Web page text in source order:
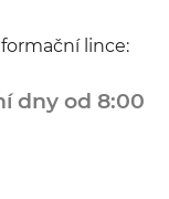
lince:
dny od 8:00